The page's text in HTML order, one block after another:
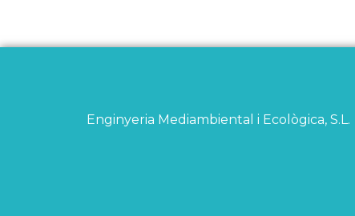
Enginyeria Mediambiental i Ecològica, S.L.